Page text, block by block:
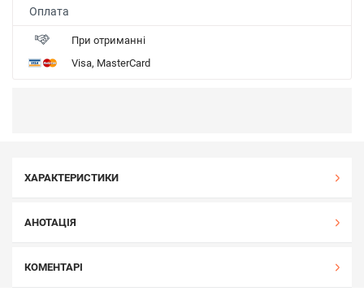
Оплата
При отриманні
Visa, MasterCard
ХАРАКТЕРИСТИКИ
АНОТАЦІЯ
КОМЕНТАРІ